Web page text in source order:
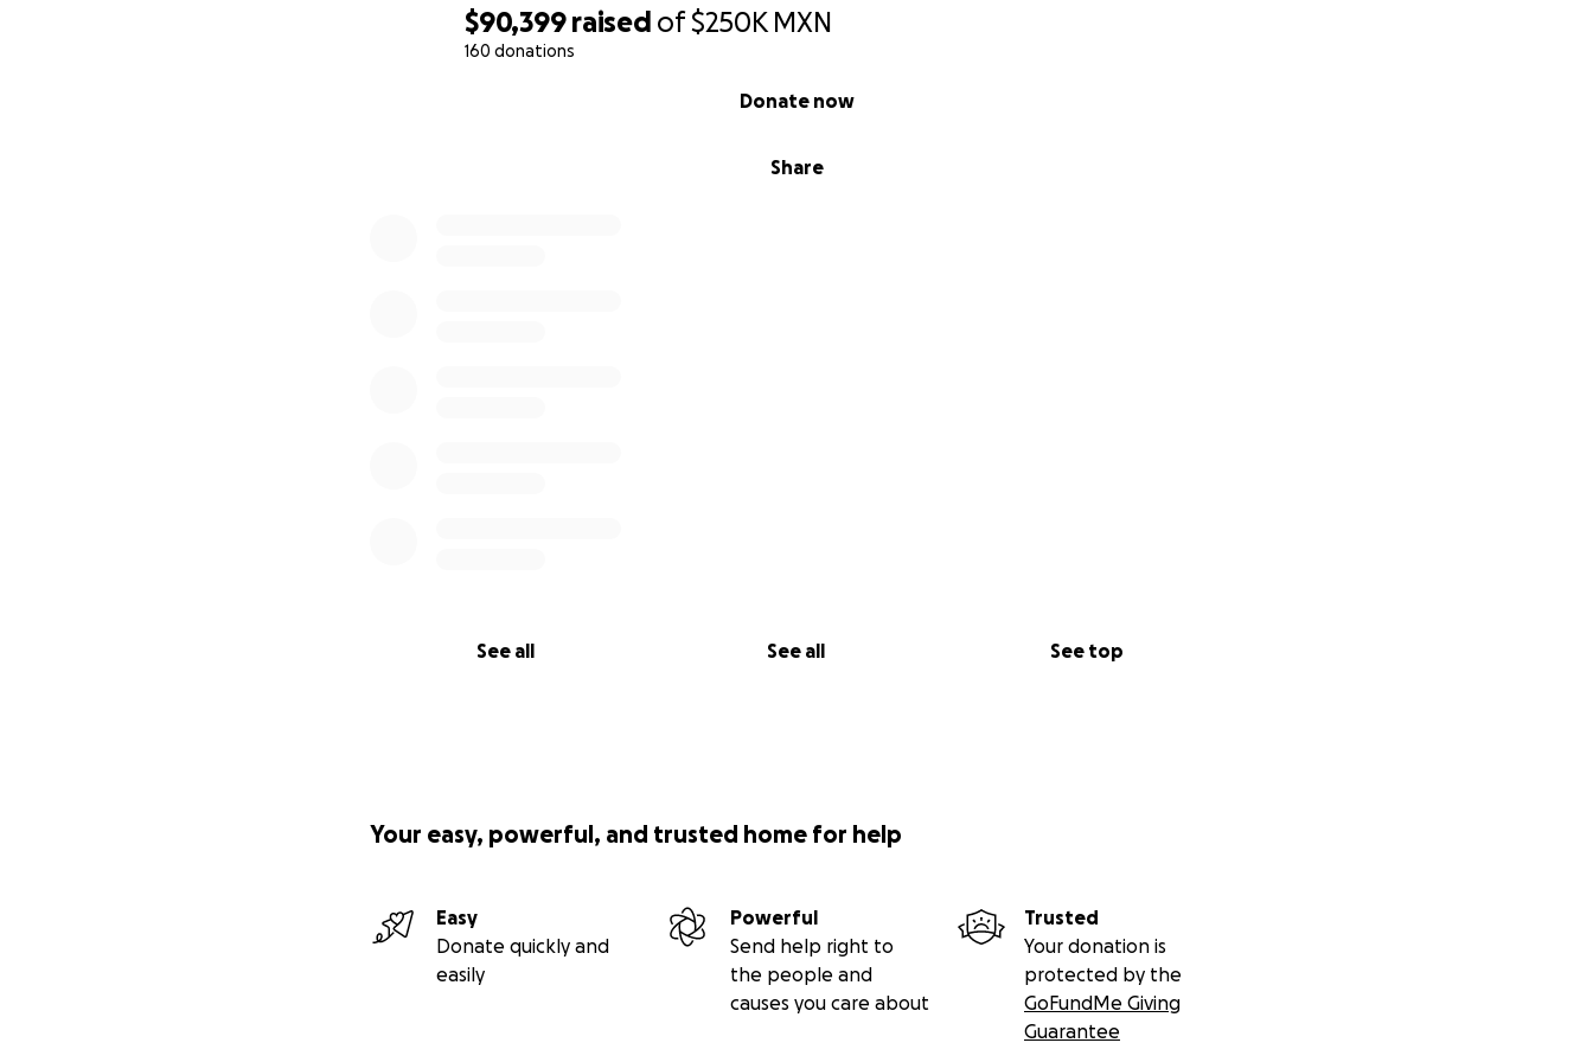
$90,399 raised of$250K MXN
160 donations
Share
Donate now
See all See all See top
Your easy, powerful, and trusted home for help
Easy
Donate quickly and
easily
Powerful
Send help right to
the people and
causes you care about
Trusted
Your donation is
protected by the
GoFundMe Giving
Guarantee